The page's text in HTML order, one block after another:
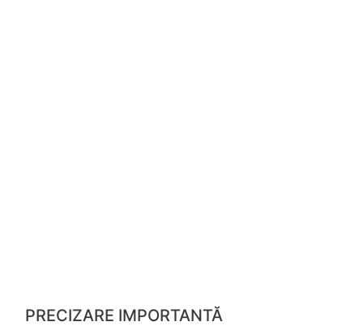
PRECIZARE IMPORTANTĂ